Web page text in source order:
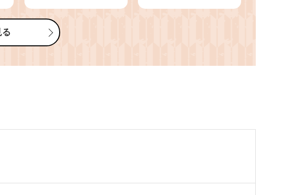
物 フルーツ くだもの
長野県 長野県産